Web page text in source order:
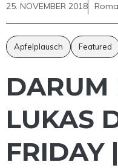
25. NOVEMBER 2018
Apfelplausch Featured
DARUM
LUKAS
FRIDAY